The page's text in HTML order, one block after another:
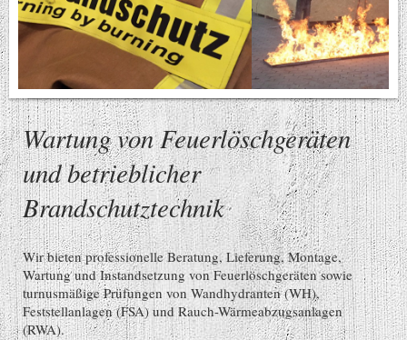
Wartung von Feuerlöschgeräten
und betrieblicher
Brandschutztechnik
Wir bieten professionelle Beratung, Lieferung, Montage,
Wartung und Instandsetzung von Feuerlöschgeräten sowie
turnusmäßige Prüfungen von Wandhydranten (WH),
Feststellanlagen (FSA) und Rauch-Wärmeabzugsanlagen
(RWA).